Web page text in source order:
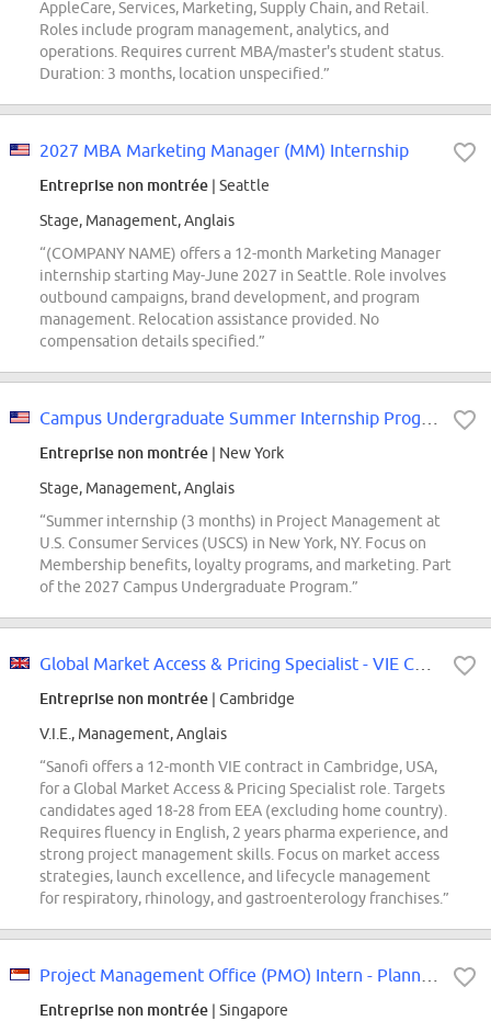
AppleCare, Services, Marketing, Supply Chain, and Retail.
Roles include program management, analytics, and
operations. Requires current MBA/master's student status.
Duration: 3 months, location unspecified.”
2027 MBA Marketing Manager (MM) Internship
Entreprise non montrée | Seattle
Stage, Management, Anglais
“(COMPANY NAME) offers a 12-month Marketing Manager
internship starting May-June 2027 in Seattle. Role involves
outbound campaigns, brand development, and program
management. Relocation assistance provided. No
compensation details specified.”
Entreprise non montrée | New York
Stage, Management, Anglais
“Summer internship (3 months) in Project Management at
U.S. Consumer Services (USCS) in New York, NY. Focus on
Membership benefits, loyalty programs, and marketing. Part
of the 2027 Campus Undergraduate Program.”
Entreprise non montrée | Cambridge
V.I.E., Management, Anglais
“Sanofi offers a 12-month VIE contract in Cambridge, USA,
for a Global Market Access & Pricing Specialist role. Targets
candidates aged 18-28 from EEA (excluding home country).
Requires fluency in English, 2 years pharma experience, and
strong project management skills. Focus on market access
strategies, launch excellence, and lifecycle management
for respiratory, rhinology, and gastroenterology franchises.”
Entreprise non montrée | Singapore